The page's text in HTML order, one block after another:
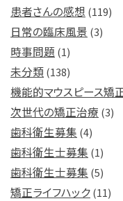
患者さんの感想 (119)
日常の臨床風景 (3)
時事問題 (1)
未分類(138)
機能的マウスピース矯
次世代の矯正治療 (3)
歯科衛生募集 (4)
歯科衛生士募集 (1)
歯科衛生士募集 (5)
矯正ライフハック(11)